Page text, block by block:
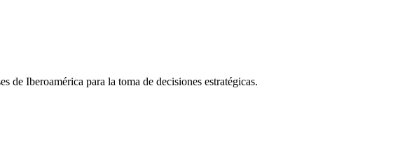
de Iberoamérica para la toma de decisiones estratégicas.